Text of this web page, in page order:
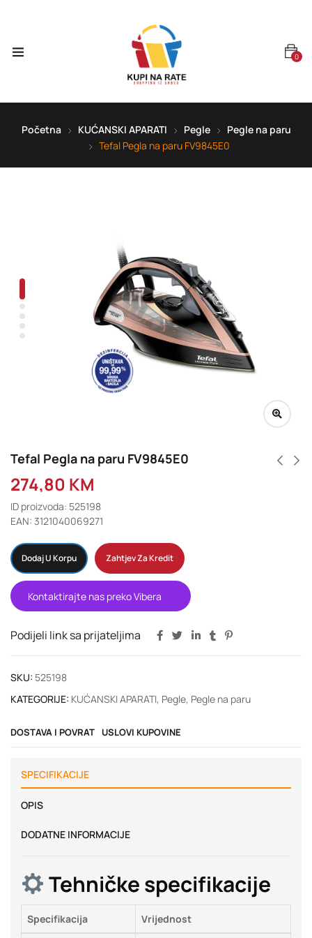
0
Početna KUĆANSKI APARATI Pegle
Pegle na paru
Tefal Pegla na paru FV9845E0
Tefal Pegla na paru FV9845E0
274,80 KM
ID proizvoda: 525198
EAN: 3121040069271
Dodaj U Korpu Zahtjev Za Kredit
Kontaktirajte nas preko Vibera
Podijeli link sa prijateljima
SKU: 525198
KATEGORIJE: KUĆANSKI APARATI, Pegle, Pegle na paru
DOSTAVA I POVRAT USLOVI KUPOVINE
SPECIFIKACIJE
OPIS
DODATNE INFORMACIJE
Tehničke specifikacije
Specifikacija Vrijednost